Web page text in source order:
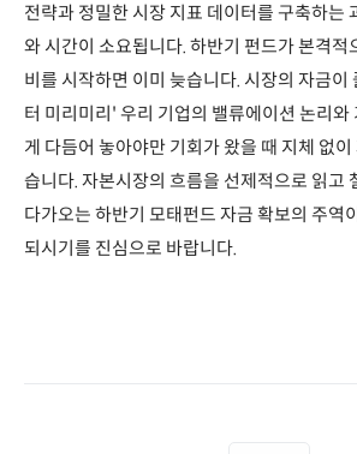
전략과 정밀한 시장 지표 데이터를 구축하는
와 시간이 소요됩니다. 하반기 펀드가 본격적
비를 시작하면 이미 늦습니다. 시장의 자금이
터 미리미리' 우리 기업의 밸류에이션 논리와
게 다듬어 놓아야만 기회가 왔을 때 지체 없
습니다. 자본시장의 흐름을 선제적으로 읽고
다가오는 하반기 모태펀드 자금 확보의 주역
되시기를 진심으로 바랍니다.